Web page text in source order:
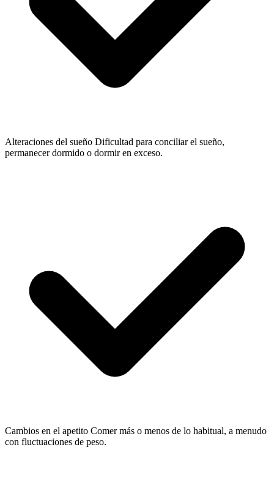
Alteraciones del sueño Dificultad para conciliar el sueño,
permanecer dormido o dormir en exceso.
Cambios en el apetito Comer más o menos de lo habitual, a menudo
con fluctuaciones de peso.